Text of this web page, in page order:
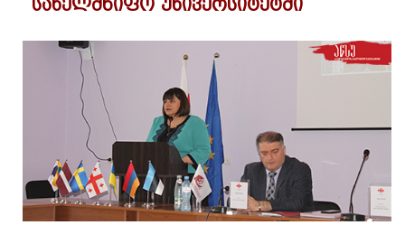
სახელმწიფო უნივერსიტეტში